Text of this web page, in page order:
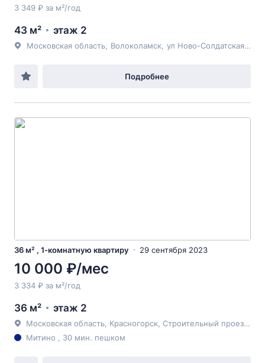
3 349 ₽ за м²/год
43 м² этаж 2
Московская область Волоколамск ул Ново-Солдатская, 10
Подробнее
36 м² , 1-комнатную квартиру 29 сентября 2023
10 000 ₽/мес
3 334 ₽ за м²/год
36 м² этаж 2
Московская область, Красногорск, Строительный проезд, 4
Митино , 30 мин. пешком